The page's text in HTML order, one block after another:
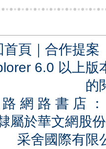
首頁 ｜ 合作提案
6.0 以上
的
網 路 書 店
屬於華文網股
采舍國際有